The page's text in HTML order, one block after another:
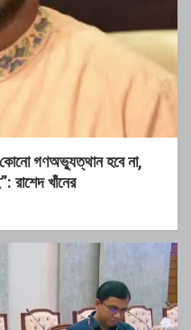
কোনো গণঅভ্যুত্থান হবে না,
রাশেদ খাঁনের